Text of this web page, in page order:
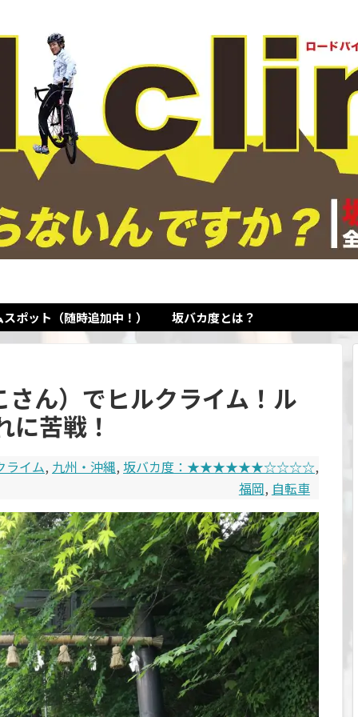
ポット（随時追加中！） 坂バカ度とは？
ん）でヒルクライム！ル
苦戦！
ライム, 九州・沖縄, 坂バカ度：★★★★★★☆☆☆☆,
福岡, 自転車